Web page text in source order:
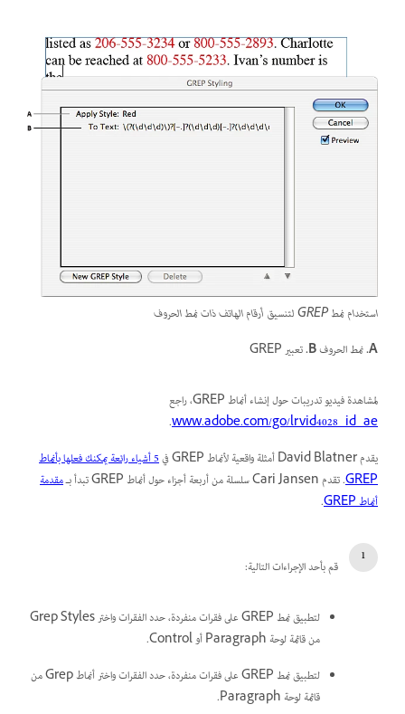
استخدام نمط GREP لتنسيق أرقام الهاتف ذات نمط الحروف
A. نمط الحروفB. تعبير GREP
لمشاهدة فيديو تدريبات حول إنشاء أنماط GREP، راجع
www.adobe.com/go/lrvid4028_id_ae
.
يقدم David Blatner أمثلة واقعية لأنماط GREP في
5 أشياء رائعة يمكنك فعلها بأنماط
GREP. تقدم Cari Jansen سلسلة من أربعة أجزاء حول أنماط GREP تبدأ بـ
مقدمة
أنماط GREP
.
قم بأحد الإجراءات التالية:
لتطبيق نمط GREP على فقرات منفردة، حدد الفقرات واختر Grep Styles
من قائمة لوحة Paragraph أو Control.
لتطبيق نمط GREP على فقرات منفردة، حدد الفقرات واختر أنماط Grep من
قائمة لوحة Paragraph.